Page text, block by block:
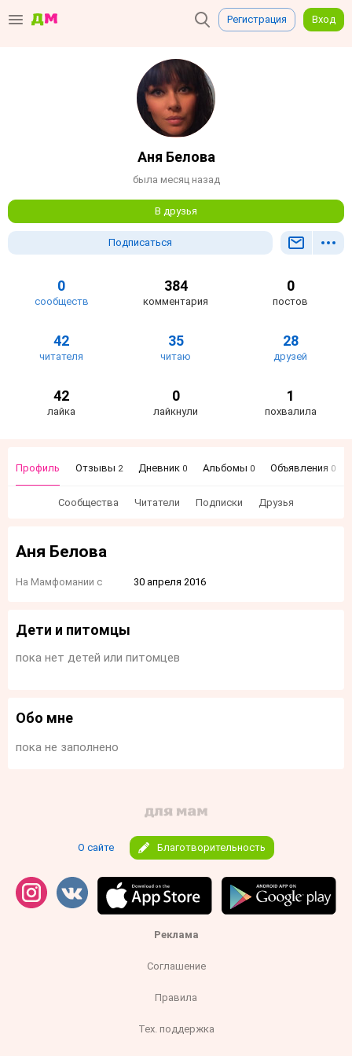
Регистрация Вход
Аня Белова
была месяц назад
В друзья
Подписаться
0
сообществ
384
комментария
0
постов
42
читателя
35
читаю
28
друзей
42
лайка
0
лайкнули
1
похвалила
Профиль Отзывы 2 Дневник 0 Альбомы 0 Объявления 0
Сообщества Читатели Подписки Друзья
Аня Белова
На Мамфомании с 30 апреля 2016
Дети и питомцы
пока нет детей или питомцев
Обо мне
пока не заполнено
О сайте Благотворительность
Реклама
Соглашение
Правила
Тех. поддержка